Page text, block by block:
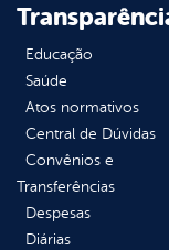
Educação
Saúde
Atos normativos
Central de Dúvidas
Convênios e
Transferências
Despesas
Diárias